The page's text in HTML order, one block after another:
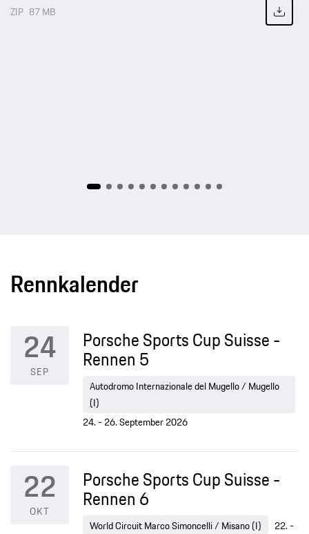
ZIP 87 MB
Rennkalender
24
SEP
Porsche Sports Cup Suisse -
Rennen 5
Autodromo Internazionale del Mugello / Mugello
(I)
24. - 26. September 2026
22
OKT
Porsche Sports Cup Suisse -
Rennen 6
World Circuit Marco Simoncelli / Misano (I)
22. -